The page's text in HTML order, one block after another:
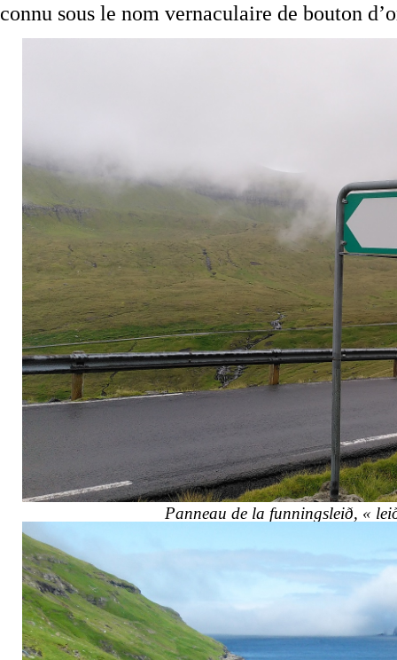
connu sous le nom vernaculaire de bouton
Panneau de la funningsleið, «